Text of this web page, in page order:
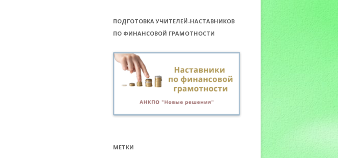
ПОДГОТОВКА УЧИТЕЛЕЙ-НАСТАВНИКОВ
ПО ФИНАНСОВОЙ ГРАМОТНОСТИ
МЕТКИ